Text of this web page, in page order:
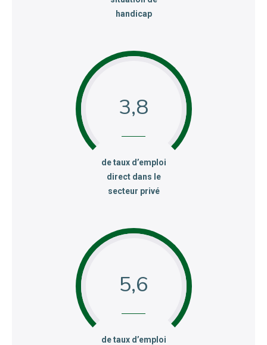
handicap
3,8
:de taux d’emploi
direct dans le
secteur privé
5,6
:de taux d’emploi